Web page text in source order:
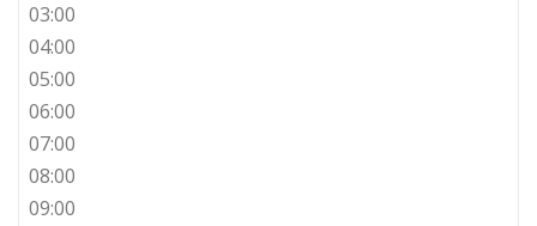
03:00
04:00
05:00
06:00
07:00
08:00
09:00